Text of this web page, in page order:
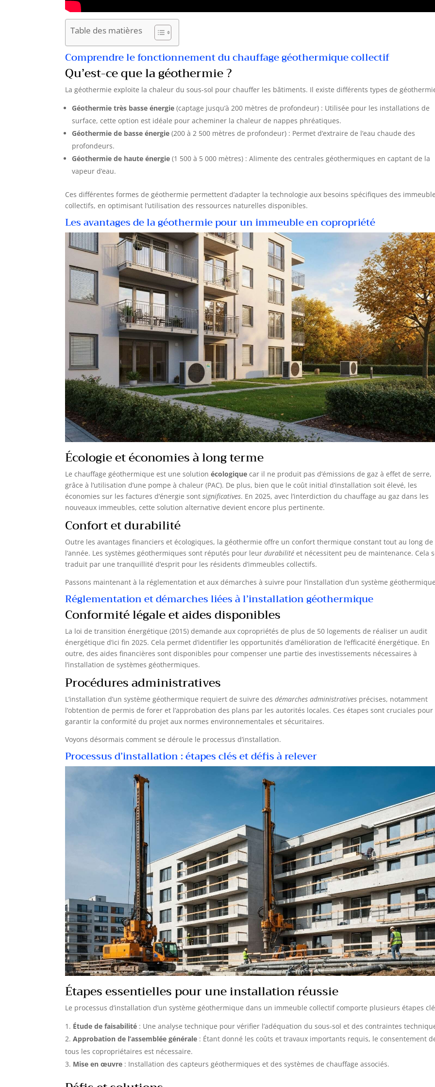
Table des matières
Comprendre le fonctionnement du chauffage géothermique collectif
Qu’est-ce que la géothermie ?
La géothermie exploite la chaleur du sous-sol pour chauffer les bâtiments. Il existe différents types de
Géothermie très basse énergie (captage jusqu’à 200 mètres de profondeur) : Utilisée pour les installations de
surface, cette option est idéale pour acheminer la chaleur de nappes phréatiques.
Géothermie de basse énergie (200 à 2 500 mètres de profondeur) : Permet d’extraire de l’eau chaude des
profondeurs.
Géothermie de haute énergie (1 500 à 5 000 mètres) : Alimente des centrales géothermiques en captant de la
vapeur d’eau.
Ces différentes formes de géothermie permettent d’adapter la technologie aux besoins spécifiques des
collectifs, en optimisant l’utilisation des ressources naturelles disponibles.
Les avantages de la géothermie pour un immeuble en copropriété
Écologie et économies à long terme
Le chauffage géothermique est une solutionécologique car il ne produit pas d’émissions de gaz à effet de serre,
grâce à l’utilisation d’une pompe à chaleur (PAC). De plus, bien que le coût initial d’installation soit élevé, les
économies sur les factures d’énergie sontsignificatives. En 2025, avec l’interdiction du chauffage au gaz dans les
nouveaux immeubles, cette solution alternative devient encore plus pertinente.
Confort et durabilité
Outre les avantages financiers et écologiques, la géothermie offre un confort thermique constant tout au long de
l’année. Les systèmes géothermiques sont réputés pour leurdurabilité et nécessitent peu de maintenance. Cela
traduit par une tranquillité d’esprit pour les résidents d’immeubles collectifs.
Passons maintenant à la réglementation et aux démarches à suivre pour l’installation d’un système
Réglementation et démarches liées à l’installation géothermique
Conformité légale et aides disponibles
La loi de transition énergétique (2015) demande aux copropriétés de plus de 50 logements de réaliser un audit
énergétique d’ici fin 2025. Cela permet d’identifier les opportunités d’amélioration de l’efficacité énergétique. En
outre, des aides financières sont disponibles pour compenser une partie des investissements nécessaires à
l’installation de systèmes géothermiques.
Procédures administratives
L’installation d’un système géothermique requiert de suivre desdémarches administratives précises, notamment
l’obtention de permis de forer et l’approbation des plans par les autorités locales. Ces étapes sont cruciales pour
garantir la conformité du projet aux normes environnementales et sécuritaires.
Voyons désormais comment se déroule le processus d’installation.
Processus d’installation : étapes clés et défis à relever
Étapes essentielles pour une installation réussie
Le processus d’installation d’un système géothermique dans un immeuble collectif comporte plusieurs étapes
Étude de faisabilité : Une analyse technique pour vérifier l’adéquation du sous-sol et des contraintes
Approbation de l’assemblée générale : Étant donné les coûts et travaux importants requis, le consentement
tous les copropriétaires est nécessaire.
Mise en œuvre : Installation des capteurs géothermiques et des systèmes de chauffage associés.